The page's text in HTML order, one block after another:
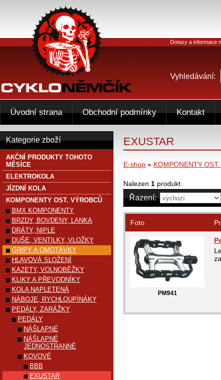
EXUSTAR
E-shop » KOMPONENTY
Nalezen 1 produkt
Řazení:
Foto
PM941
Kategorie zboží
AKČNÍ PRODUKTY TOHOTO
MĚSÍCE
ELEKTROKOLA
JÍZDNÍ KOLA
KOMPONENTY OST. VÝROBCŮ
BMX KOMPONENTY
BRZDY, BOVDENY, LANKA
DRÁTY, NIPLE
DUŠE, VENTILKY, VLOŽKY
GRIPY A OMOTÁVKY
HLAVOVÁ SLOŽENÍ
KAZETY, VOLNOBĚŽKY
KLIKY A PŘEVODNÍKY
KOLA NAPLETENÁ
NÁBOJE, RYCHLOUPÍNÁKY
PEDÁLY, ZARÁŽKY
PEDÁLY
NÁŠLAPNÉ
NÁŠLAPNÉ
JEDNOSTRANNÉ
KOVOVÉ
BBB
EXUSTAR
Dotazy a informace
Vyhledávání:
Úvodní strana Obchodní podmínky Kontakt